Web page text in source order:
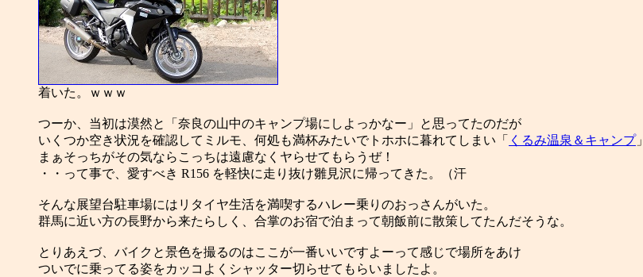
着いた。ｗｗｗ
つーか、当初は漠然と「奈良の山中のキャンプ場にしよっかなー」と思ってたのだが
いくつか空き状況を確認してミルモ、何処も満杯みたいでトホホに暮れてしまい「 くるみ温泉＆キャンプ」
まぁそっちがその気ならこっちは遠慮なくヤらせてもらうぜ！
・・って事で、愛すべき R156 を軽快に走り抜け雛見沢に帰ってきた。（汗
そんな展望台駐車場にはリタイヤ生活を満喫するハレー乗りのおっさんがいた。
群馬に近い方の長野から来たらしく、合掌のお宿で泊まって朝飯前に散策してたんだそうな。
とりあえづ、バイクと景色を撮るのはここが一番いいですよーって感じで場所をあけ
ついでに乗ってる姿をカッコよくシャッター切らせてもらいましたよ。